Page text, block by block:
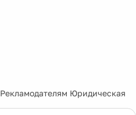
Рекламодателям Юридическая